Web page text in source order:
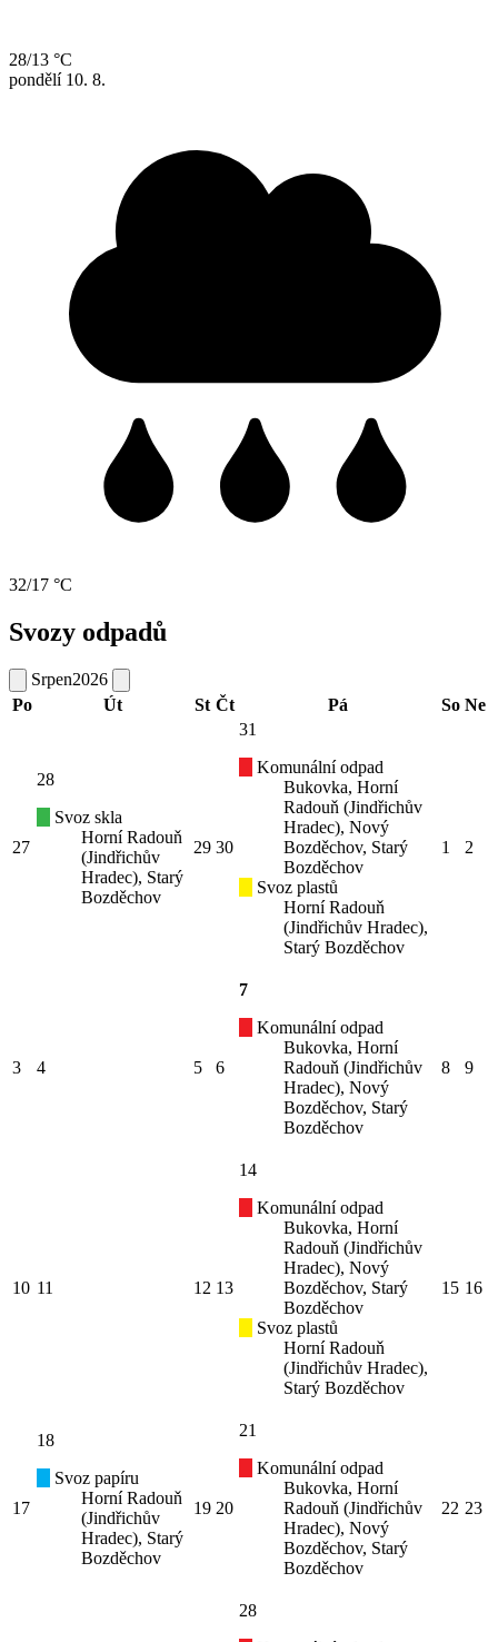
28/13 °C
pondělí 10. 8.
32/17 °C
Svozy odpadů
Srpen2026
Po
Út St Čt Pá So Ne
27
28
Svoz skla
Horní Radouň
(Jindřichův
Hradec), Starý
Bozděchov
29 30
31
Komunální odpad
Bukovka, Horní
Radouň (Jindřichův
Hradec), Nový
Bozděchov, Starý
Bozděchov
Svoz plastů
Horní Radouň
(Jindřichův Hradec),
Starý Bozděchov
1 2
3 4 5 6
7
Komunální odpad
Bukovka, Horní
Radouň (Jindřichův
Hradec), Nový
Bozděchov, Starý
Bozděchov
8 9
10 11 12 13
14
Komunální odpad
Bukovka, Horní
Radouň (Jindřichův
Hradec), Nový
Bozděchov, Starý
Bozděchov
Svoz plastů
Horní Radouň
(Jindřichův Hradec),
Starý Bozděchov
15 16
17
18
Svoz papíru
Horní Radouň
(Jindřichův
Hradec), Starý
Bozděchov
19 20
21
Komunální odpad
Bukovka, Horní
Radouň (Jindřichův
Hradec), Nový
Bozděchov, Starý
Bozděchov
22 23
28